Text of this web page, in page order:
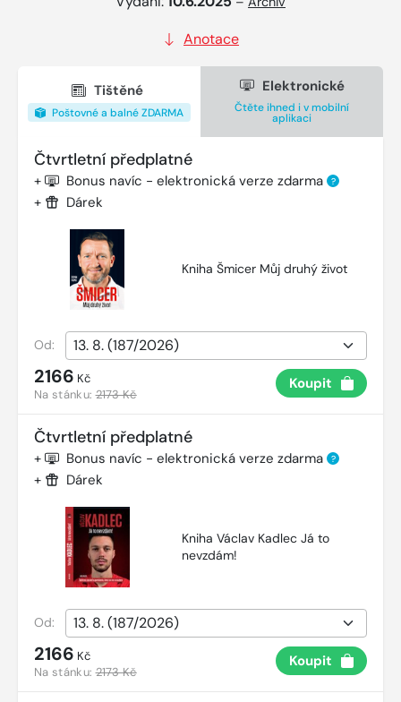
Anotace
Tištěné
Poštovné a balné ZDARMA
Elektronické
Čtěte ihned i v mobilní
aplikaci
Čtvrtletní předplatné
+ Bonus navíc - elektronická verze zdarma ?
+ Dárek
Kniha Šmicer Můj druhý život
Od:
2166 Kč
Na stánku:2173 Kč
Koupit
Čtvrtletní předplatné
+ Bonus navíc - elektronická verze zdarma ?
+ Dárek
Kniha Václav Kadlec Já to
nevzdám!
Od:
2166 Kč
Na stánku:2173 Kč
Koupit